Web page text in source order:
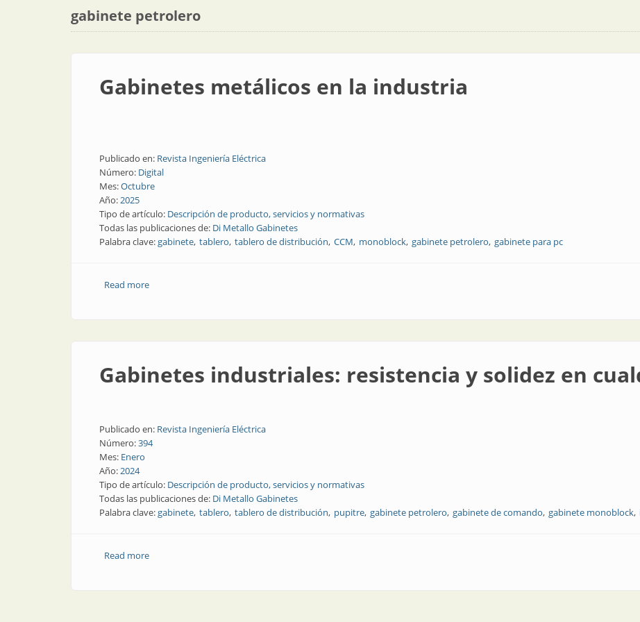
gabinete petrolero
Gabinetes metálicos en la industria
Publicado en: Revista Ingeniería Eléctrica
Número: Digital
Mes:Octubre
Año:2025
Tipo de artículo: Descripción de producto, servicios y normativas
Todas las publicaciones de: Di Metallo Gabinetes
Palabra clave:gabinete tablero tablero de distribución CCM monoblock gabinete petrolero gabinete para pc
Read moreabout Gabinetes metálicos en la industria
Gabinetes industriales: resistencia y solidez en
Publicado en: Revista Ingeniería Eléctrica
Número:394
Mes: Enero
Año:2024
Tipo de artículo: Descripción de producto, servicios y normativas
Todas las publicaciones de: Di Metallo Gabinetes
Palabra clave:gabinete tablero tablero de distribución pupitre gabinete petrolero gabinete de comando gabinete monoblock
Read moreabout Gabinetes industriales: resistencia y solidez en cualquier ambiente